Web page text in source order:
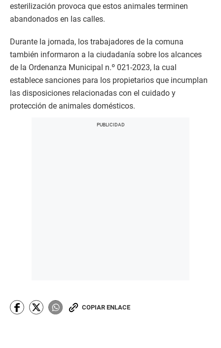
esterilización provoca que estos animales terminen
abandonados en las calles.
Durante la jornada, los trabajadores de la comuna
también informaron a la ciudadanía sobre los alcances
de la Ordenanza Municipal n.º 021-2023, la cual
establece sanciones para los propietarios que incumplan
las disposiciones relacionadas con el cuidado y
protección de animales domésticos.
COPIAR ENLACE